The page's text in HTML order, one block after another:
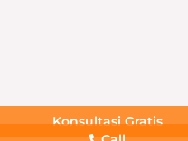
Konsultasi Gratis